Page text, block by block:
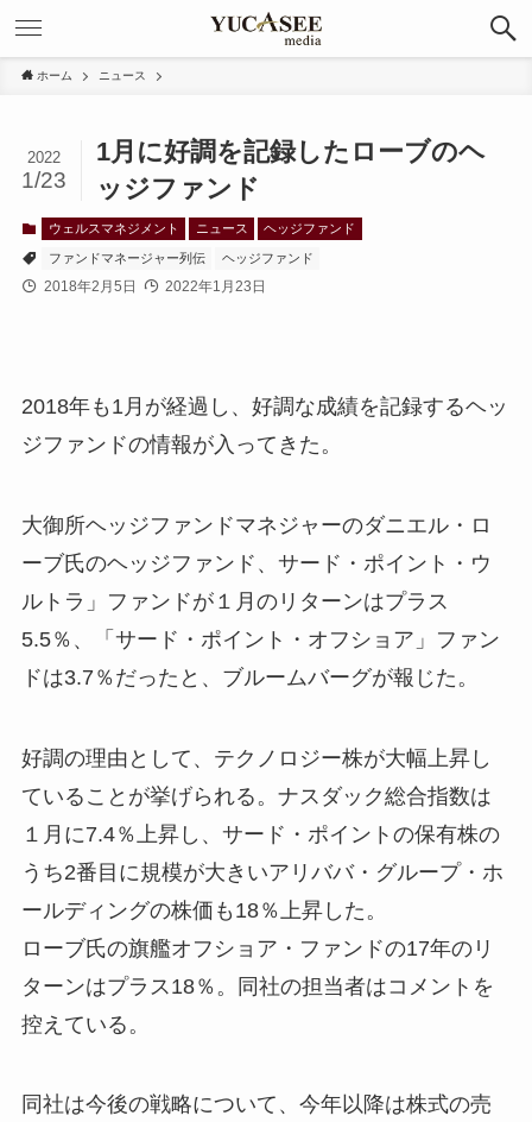
ホーム ニュース
1月に好調を記録したローブのヘ
ッジファンド
2022
1/23
ウェルスマネジメント ニュース ヘッジファンド
ファンドマネージャー列伝 ヘッジファンド
2018年2月5日 2022年1月23日
2018年も1月が経過し、好調な成績を記録するヘッ
ジファンドの情報が入ってきた。
大御所ヘッジファンドマネジャーのダニエル・ロ
ーブ氏のヘッジファンド、サード・ポイント・ウ
ルトラ」ファンドが１月のリターンはプラス
5.5％、「サード・ポイント・オフショア」ファン
ドは3.7％だったと、ブルームバーグが報じた。
好調の理由として、テクノロジー株が大幅上昇し
ていることが挙げられる。ナスダック総合指数は
１月に7.4％上昇し、サード・ポイントの保有株の
うち2番目に規模が大きいアリババ・グループ・ホ
ールディングの株価も18％上昇した。
ローブ氏の旗艦オフショア・ファンドの17年のリ
ターンはプラス18％。同社の担当者はコメントを
控えている。
同社は今後の戦略について、今年以降は株式の売